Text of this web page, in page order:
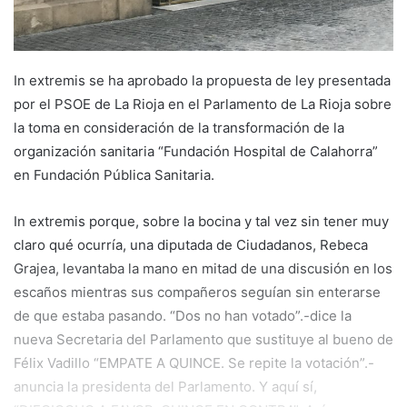
In extremis se ha aprobado la propuesta de ley presentada
por el PSOE de La Rioja en el Parlamento de La Rioja sobre
la toma en consideración de la transformación de la
organización sanitaria “Fundación Hospital de Calahorra”
en Fundación Pública Sanitaria.
In extremis porque, sobre la bocina y tal vez sin tener muy
claro qué ocurría, una diputada de Ciudadanos, Rebeca
Grajea, levantaba la mano en mitad de una discusión en los
escaños mientras sus compañeros seguían sin enterarse
de que estaba pasando. “Dos no han votado”.-dice la
nueva Secretaria del Parlamento que sustituye al bueno de
Félix Vadillo “EMPATE A QUINCE. Se repite la votación”.-
anuncia la presidenta del Parlamento. Y aquí sí,